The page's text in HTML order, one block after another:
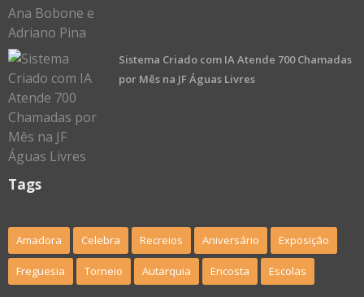
Sistema Criado com IA Atende 700 Chamadas
por Mês na JF Águas Livres
Tags
Amadora Celebra Recreios Aniversário Exposição
Freguesia Torneio Autarquia Encosta Escolas